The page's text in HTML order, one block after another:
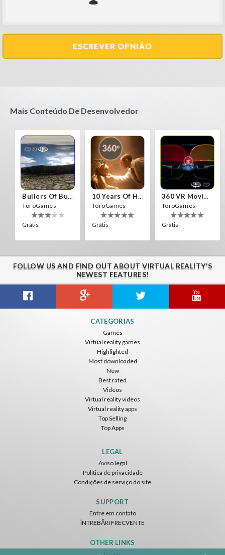
ESCREVER OPNIÃO
Mais Conteúdo De Desenvolvedor
Bullers Of Buchan Aberdeen
ToroGames
Grátis
10 Years Of Horror Nights
ToroGames
Grátis
360 VR Movie Experience
ToroGames
Grátis
Caminandes
ToroGames
Grátis
FOLLOW US AND FIND OUT ABOUT VIRTUAL REALITY'S
NEWEST FEATURES!
CATEGORIAS
Games
Virtual reality games
Highlighted
Most downloaded
New
Best rated
Videos
Virtual reality videos
Virtual reality apps
Top Selling
Top Apps
LEGAL
Aviso legal
Política de privacidade
Condições de serviço do site
SUPPORT
Entre em contato
ÎNTREBĂRI FRECVENTE
OTHER LINKS